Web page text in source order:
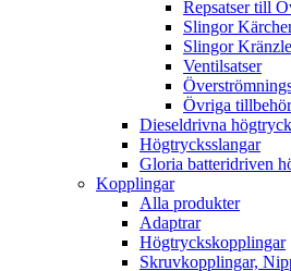
Repsatser till
Slingor
Slingor Kränzle
Ventilsatser
Övriga tillbehör
Dieseldrivna
Högtrycksslangar
Gloria batteridriven
Kopplingar
Alla produkter
Adaptrar
Högtryckskopplingar
Skruvkopplingar,